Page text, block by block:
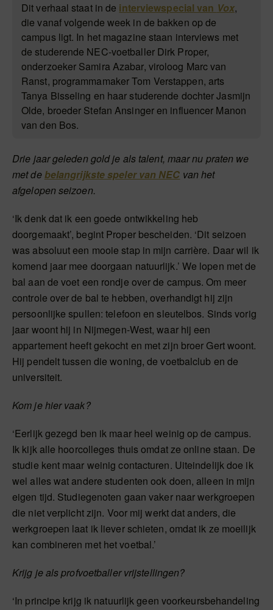
Dit verhaal staat in de interviewspecial van Vox,
die vanaf volgende week in de bakken op de
campus ligt. In het magazine staan interviews met
de studerende NEC-voetballer Dirk Proper,
onderzoeker Samira Azabar, viroloog Marc van
Ranst, programmamaker Tom Verstappen, arts
Tanya Bisseling en haar studerende dochter Jasmijn
Olde, broeder Stefan Ansinger en influencer Manon
van den Bos.
Drie jaar geleden gold je als talent, maar nu praten we
met debelangrijkste speler van NEC van het
afgelopen seizoen.
‘Ik denk dat ik een goede ontwikkeling heb
doorgemaakt’, begint Proper bescheiden. ‘Dit seizoen
was absoluut een mooie stap in mijn carrière. Daar wil ik
komend jaar mee doorgaan natuurlijk.’ We lopen met de
bal aan de voet een rondje over de campus. Om meer
controle over de bal te hebben, overhandigt hij zijn
persoonlijke spullen: telefoon en sleutelbos. Sinds vorig
jaar woont hij in Nijmegen-West, waar hij een
appartement heeft gekocht en met zijn broer Gert woont.
Hij pendelt tussen die woning, de voetbalclub en de
universiteit.
Kom je hier vaak?
‘Eerlijk gezegd ben ik maar heel weinig op de campus.
Ik kijk alle hoorcolleges thuis omdat ze online staan. De
studie kent maar weinig contacturen. Uiteindelijk doe ik
wel alles wat andere studenten ook doen, alleen in mijn
eigen tijd. Studiegenoten gaan vaker naar werkgroepen
die niet verplicht zijn. Voor mij werkt dat anders, die
werkgroepen laat ik liever schieten, omdat ik ze moeilijk
kan combineren met het voetbal.’
Krijg je als profvoetballer vrijstellingen?
‘In principe krijg ik natuurlijk geen voorkeursbehandeling